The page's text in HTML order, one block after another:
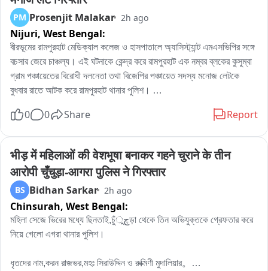
PM Prosenjit Malakar 2h ago
Nijuri, West Bengal:
বীরভূমের রামপুরহাট মেডিক্যাল কলেজ ও হাসপাতালে অ্যাসিস্ট্যান্ট এমএসভিপির সঙ্গে
বচসার জেরে চাঞ্চল্য। এই ঘটনাকে কেন্দ্র করে রামপুরহাট এক নম্বর ব্লকের কুসুম্বা
গ্রাম পঞ্চায়েতের বিরোধী দলনেতা তথা বিজেপির পঞ্চায়েত সদস্য মনোজ লেটকে
বুধবার রাতে আটক করে রামপুরহাট থানার পুলিশ।
বিজেপির একাধিক নেতৃত্ব ও কর্মীরা। তাঁরা মনোজ লেটকে কোন অভিযোগে আটক
পর পরিস্থিতি স্বাভাবিক হয়।পরে প্রয়োজনীয় প্রক্রিয়া সম্পন্ন করে এদিন সকালে
বিজেপির বিরোধী দলনেতা মনোজ লেটকে ছেড়ে দেয় রামপুরহাট থানার পুলিশ।
0 0 Share Report
भीड़ में महिलाओं की वेशभूषा बनाकर गहने चुराने के तीन
आरोपी चुँचुड़ा-आगरा पुलिस ने गिरफ्तार
BS Bidhan Sarkar 2h ago
Chinsurah, West Bengal:
মহিলা সেজে ভিরের মধ্যে ছিনতাই,চুঁچুড়া থেকে তিন অভিযুক্তকে গ্রেফতার করে
নিয়ে গেলো এগরা থানার পুলিশ।
ধৃতদের নাম,করন রাজভর,মহঃ সিরাউদ্দিন ও রুক্মিণী মুদালিয়ার。